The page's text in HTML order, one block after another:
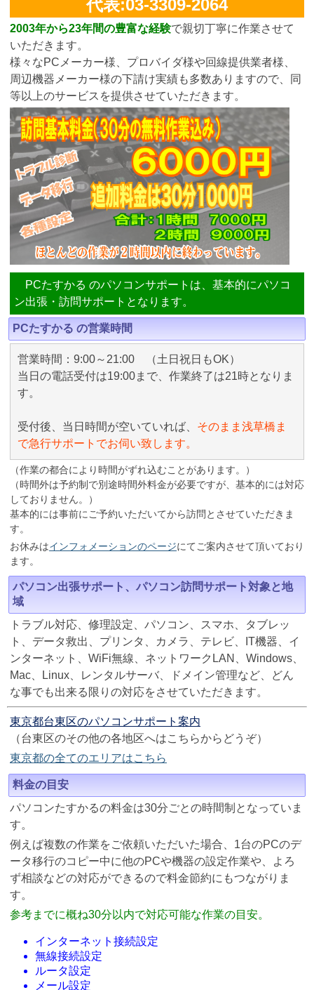
代表:03-3309-2064
2003年から23年間の豊富な経験で親切丁寧に作業させて
いただきます。
様々なPCメーカー様、プロバイダ様や回線提供業者様、
周辺機器メーカー様の下請け実績も多数ありますので、同
等以上のサービスを提供させていただきます。
PCたすかる のパソコンサポートは、基本的にパソコ
ン出張・訪問サポートとなります。
PCたすかる の営業時間
営業時間：9:00～21:00 （土日祝日もOK）
当日の電話受付は19:00まで、作業終了は21時となりま
す。
受付後、当日時間が空いていれば、 そのまま浅草橋ま
で急行サポートでお伺い致します。
（作業の都合により時間がずれ込むことがあります。）
（時間外は予約制で別途時間外料金が必要ですが、基本的には対応
しておりません。）
基本的には事前にご予約いただいてから訪問とさせていただきま
す。
お休みはインフォメーションのページにてご案内させて頂いており
ます。
パソコン出張サポート、パソコン訪問サポート対象と地
域
トラブル対応、修理設定、パソコン、スマホ、タブレッ
ト、データ救出、プリンタ、カメラ、テレビ、IT機器、イ
ンターネット、WiFi無線、ネットワークLAN、Windows、
Mac、Linux、レンタルサーバ、ドメイン管理など、どん
な事でも出来る限りの対応をさせていただきます。
東京都台東区のパソコンサポート案内
（台東区のその他の各地区へはこちらからどうぞ）
東京都の全てのエリアはこちら
料金の目安
パソコンたすかるの料金は30分ごとの時間制となっていま
す。
例えば複数の作業をご依頼いただいた場合、1台のPCのデ
ータ移行のコピー中に他のPCや機器の設定作業や、よろ
ず相談などの対応ができるので料金節約にもつながりま
す。
参考までに概ね30分以内で対応可能な作業の目安。
インターネット接続設定
無線接続設定
ルータ設定
メール設定